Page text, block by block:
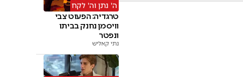
ה' נתן וה' לקח
טרגדיה: הפעוט צבי
וויסמן נחנק בביתו
ונפטר
נתי קאליש